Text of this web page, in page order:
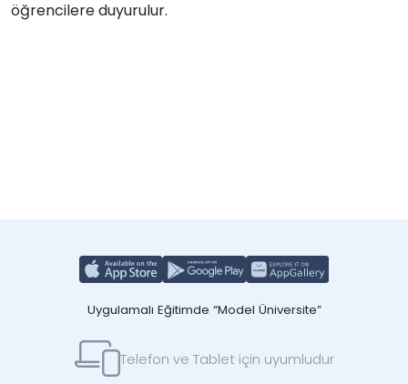
öğrencilere duyurulur.
Uygulamalı Eğitimde “Model Üniversite”
Telefon ve Tablet için uyumludur